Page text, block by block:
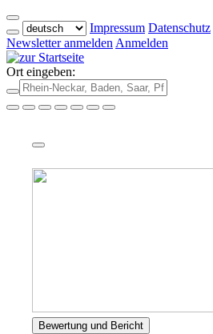
Impressum Datenschutz
Newsletter anmelden Anmelden
Ort eingeben:
Bewertung und Bericht